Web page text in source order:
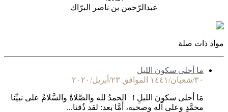
عبدالرّحمن بن ناصر البرّاك
مواد ذات صلة
ما أحلى سكون الليل
٣٠/شعبان/١٤٤١ الموافق ٢٣/أبريل/٢٠٢٠
مَا أحلى سكونَ الليلِ ! الحمدُ لله والصَّلاةُ والسَّلامُ على نبيِّنا
محمَّدٍ وعلى آله وصحبه، أَمَّا بعد: لقد ذُقنا...